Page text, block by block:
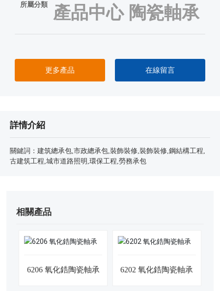
所屬分類 產品中心 陶瓷軸承
更多產品 在線留言
詳情介紹
關鍵詞：建筑總承包,市政總承包,裝飾裝修,裝飾裝修,鋼結構工程,
古建筑工程,城市道路照明,環保工程,勞務承包
相關產品
6206 氧化鋯陶瓷軸承 6202 氧化鋯陶瓷軸承